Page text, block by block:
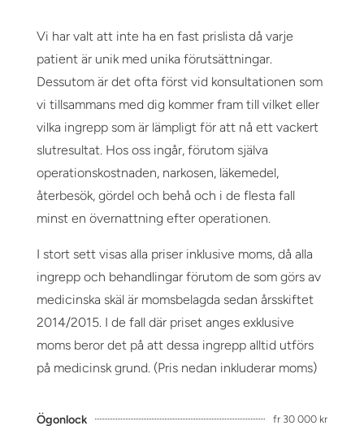
Vi har valt att inte ha en fast prislista då varje
patient är unik med unika förutsättningar.
Dessutom är det ofta först vid konsultationen som
vi tillsammans med dig kommer fram till vilket eller
vilka ingrepp som är lämpligt för att nå ett vackert
slutresultat. Hos oss ingår, förutom själva
operationskostnaden, narkosen, läkemedel,
återbesök, gördel och behå och i de flesta fall
minst en övernattning efter operationen.
I stort sett visas alla priser inklusive moms, då alla
ingrepp och behandlingar förutom de som görs av
medicinska skäl är momsbelagda sedan årsskiftet
2014/2015. I de fall där priset anges exklusive
moms beror det på att dessa ingrepp alltid utförs
på medicinsk grund. (Pris nedan inkluderar moms)
Ögonlock fr 30 000 kr